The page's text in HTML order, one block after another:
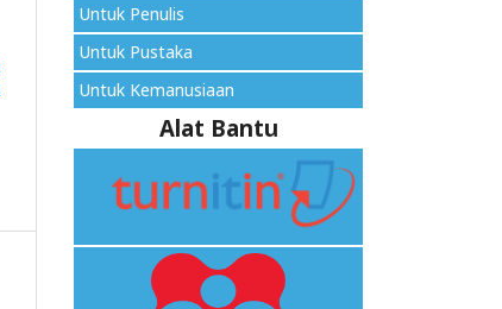
Untuk Penulis
Untuk Pustaka
Untuk Kemanusiaan
Alat Bantu